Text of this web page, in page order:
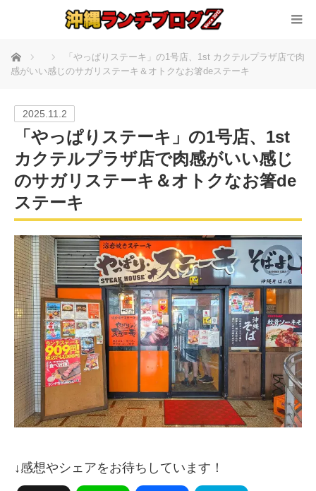
ホーム
「やっぱりステーキ」の1号店、1st カクテルプラザ店で肉
感がいい感じのサガリステーキ＆オトクなお箸deステーキ
2025.11.2
「やっぱりステーキ」の1号店、1st
カクテルプラザ店で肉感がいい感じ
のサガリステーキ＆オトクなお箸de
ステーキ
↓感想やシェアをお待ちしています！